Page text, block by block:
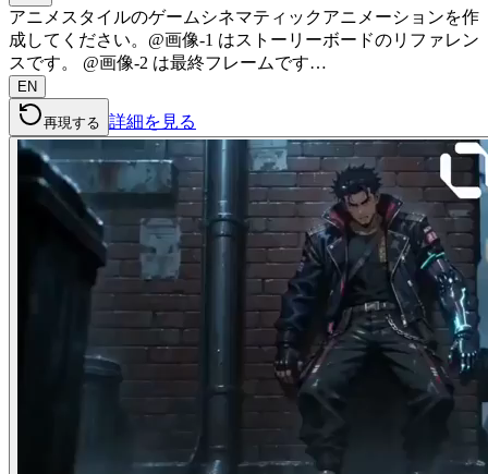
アニメスタイルのゲームシネマティックアニメーションを作
成してください。@画像-1 はストーリーボードのリファレン
スです。 @画像-2 は最終フレームです…
EN
再現する 詳細を見る